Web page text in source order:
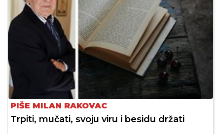
PIŠE MILAN RAKOVAC
Trpiti, mučati, svoju viru i besidu držati